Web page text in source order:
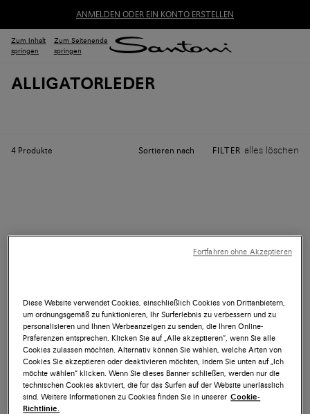
ANMELDEN ODER EIN KONTO ERSTELLEN
Zum Inhalt
springen
Zum Seitenende
springen
ALLIGATORLEDER
4 Produkte Sortieren nach FILTER alles löschen
ALLIGATOR
Schwarze Pumps für Damen
aus Krokodilleder mit hohem
Absatz
€ 5.200
ALLIGATOR
Rote Pumps für Damen aus
Krokodilleder mit hohem Absatz
€ 5.200
Diese Website verwendet Cookies, einschließlich Cookies von Drittanbietern,
um ordnungsgemäß zu funktionieren, Ihr Surferlebnis zu verbessern und zu
personalisieren und Ihnen Werbeanzeigen zu senden, die Ihren Online-
Präferenzen entsprechen. Klicken Sie auf „Alle akzeptieren“, wenn Sie alle
Cookies zulassen möchten. Alternativ können Sie wählen, welche Arten von
Cookies Sie akzeptieren oder deaktivieren möchten, indem Sie unten auf „Ich
möchte wählen“ klicken. Wenn Sie dieses Banner schließen, werden nur die
technischen Cookies aktiviert, die für das Surfen auf der Website unerlässlich
sind. Weitere Informationen zu Cookies finden Sie in unserer Cookie-
Richtlinie.
Fortfahren ohne Akzeptieren